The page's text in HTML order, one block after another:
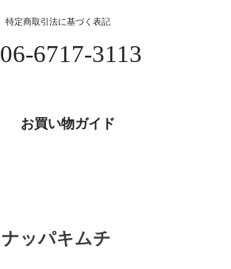
特定商取引法に基づく表記
06-6717-3113
お買い物ガイド
ナッパキムチ